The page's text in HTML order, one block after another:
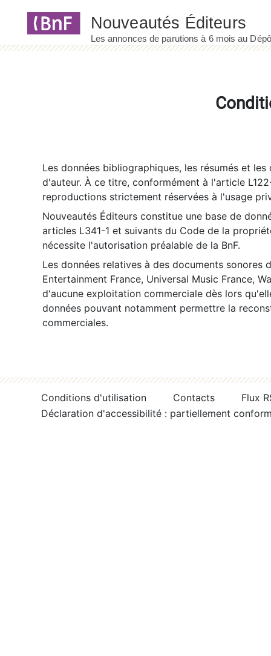
Les données bibliographiques, les résumés et
d'auteur. À ce titre, conformément à l'article
reproductions strictement réservées à l'usage
Nouveautés Éditeurs constitue une base de
articles L341-1 et suivants du Code de la
nécessite l'autorisation préalable de la BnF.
Les données relatives à des documents sonores
Entertainment France, Universal Music France,
d'aucune exploitation commerciale dès lors
données pouvant notamment permettre la
commerciales.
Conditions d'utilisation Contacts
Flux
Déclaration d'accessibilité : partiellement